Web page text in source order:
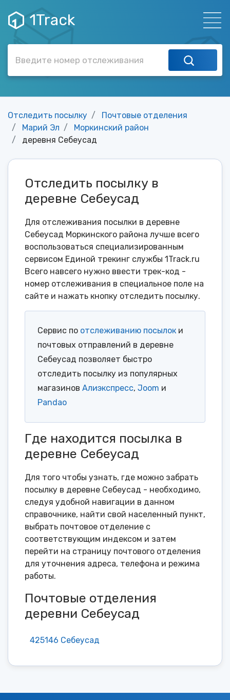
1Track
Отследить посылку
Почтовые отделения
Марий Эл
Моркинский район
деревня Себеусад
Отследить посылку в
деревне Себеусад
Для отслеживания посылки в деревне
Себеусад Моркинского района лучше всего
воспользоваться специализированным
сервисом Единой трекинг службы 1Track.ru
Всего навсего нужно ввести трек-код -
номер отслеживания в специальное поле на
сайте и нажать кнопку отследить посылку.
Сервис по отслеживанию посылок и
почтовых отправлений в деревне
Себеусад позволяет быстро
отследить посылку из популярных
магазинов Алиэкспресс, Joom и
Pandao
Где находится посылка в
деревне Себеусад
Для того чтобы узнать, где можно забрать
посылку в деревне Себеусад - необходимо,
следуя удобной навигации в данном
справочнике, найти свой населенный пункт,
выбрать почтовое отделение с
соответствующим индексом и затем
перейти на страницу почтового отделения
для уточнения адреса, телефона и режима
работы.
Почтовые отделения
деревни Себеусад
425146 Себеусад